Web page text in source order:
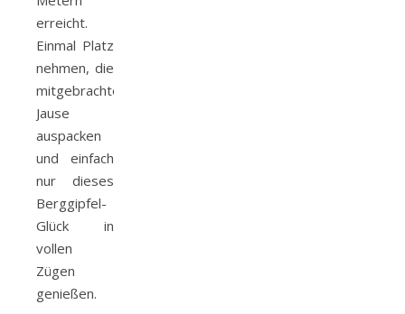
erreicht.
Einmal Platz
nehmen, die
mitgebrachte
Jause
auspacken
und einfach
nur dieses
Berggipfel-
Glück in
vollen
Zügen
genießen.